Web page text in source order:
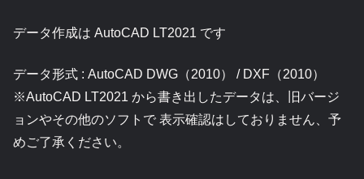
データ作成は AutoCAD LT2021 です
データ形式 : AutoCAD DWG（2010） / DXF（2010）
※AutoCAD LT2021 から書き出したデータは、旧バージ
ョンやその他のソフトで 表示確認はしておりません、予
めご了承ください。